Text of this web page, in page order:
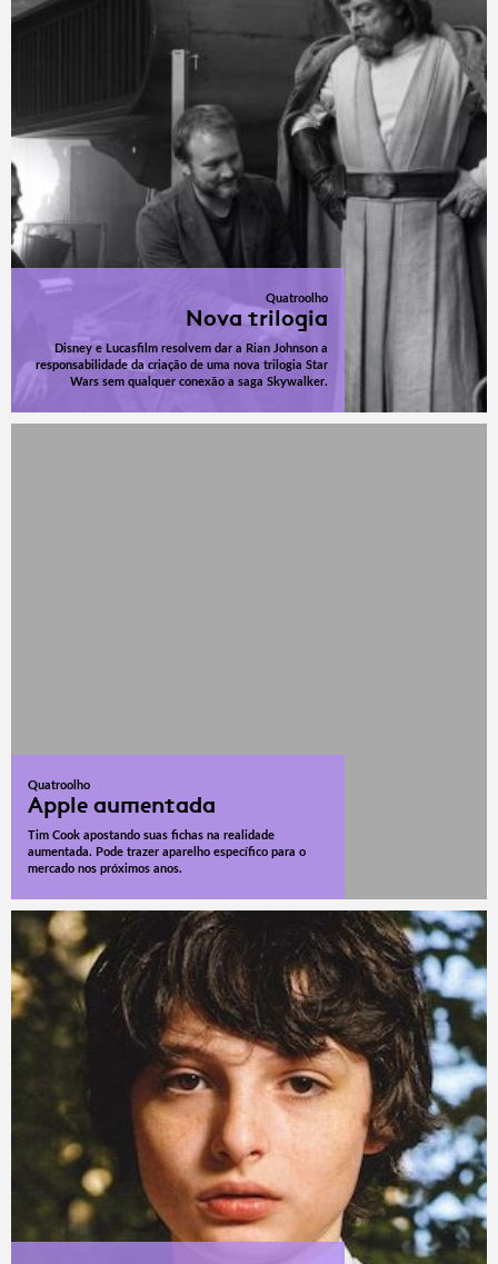
Quatroolho
Nova trilogia
Disney e Lucasfilm resolvem dar a Rian Johnson a
responsabilidade da criação de uma nova trilogia Star
Wars sem qualquer conexão a saga Skywalker.
Quatroolho
Apple aumentada
Tim Cook apostando suas fichas na realidade
aumentada. Pode trazer aparelho específico para o
mercado nos próximos anos.